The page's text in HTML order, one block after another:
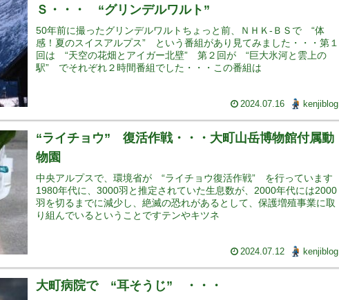
Ｓ・・・ “グリンデルワルト”
50年前に撮ったグリンデルワルトちょっと前、ＮＨＫ-ＢＳで “体
感！夏のスイスアルプス” という番組があり見てみました・・・第１
回は “天空の花畑とアイガー北壁” 第２回が “巨大氷河と雲上の
駅” でそれぞれ２時間番組でした・・・この番組は
2024.07.16 kenjiblog
“ライチョウ” 復活作戦・・・大町山岳博物館付属動
物園
中央アルプスで、環境省が “ライチョウ復活作戦” を行っています
1980年代に、3000羽と推定されていた生息数が、2000年代には2000
羽を切るまでに減少し、絶滅の恐れがあるとして、保護増殖事業に取
り組んでいるということですテンやキツネ
2024.07.12 kenjiblog
大町病院で “耳そうじ” ・・・